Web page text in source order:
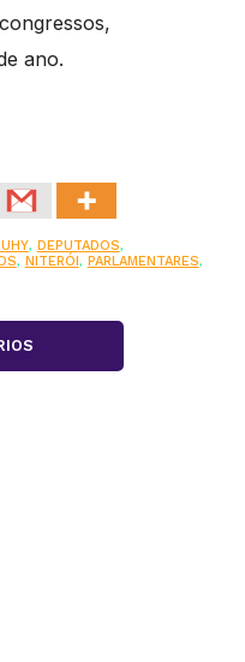
ano.
, DEPUTADOS,
, NITERÓI, PARLAMENTARES,